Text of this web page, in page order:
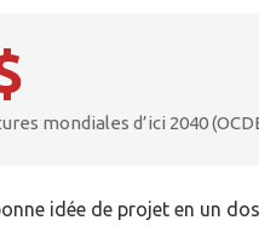
mondiales d’ici 2040
idée de projet en un